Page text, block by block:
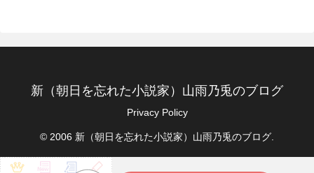
新（朝日を忘れた小説家）山雨乃兎のブログ
Privacy Policy
© 2006 新（朝日を忘れた小説家）山雨乃兎のブログ.